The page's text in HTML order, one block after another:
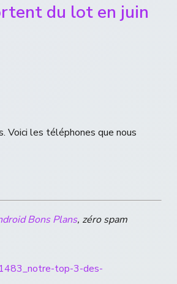
du lot en juin
Voici les téléphones que nous
Bons Plans, zéro spam
top-3-des-